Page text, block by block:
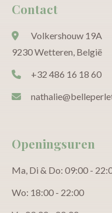
Contact
Volkershouw 19A
9230 Wetteren, België
+32 486 16 18 60
Openingsuren
Ma, Di & Do: 09:00 -
Wo: 18:00 - 22:00